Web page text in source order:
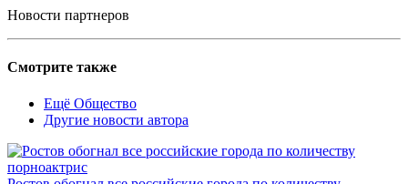
Новости партнеров
Смотрите также
Ещё Общество
Другие новости автора